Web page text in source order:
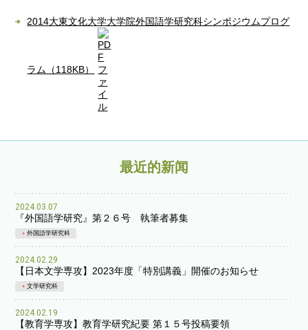
2014大東文化大学大学院外国語学研究科シンポジウムプログ
ラム（118KB）
最近的新闻
2024.03.07
『外国語学研究』第２６号 執筆者募集
外国語学研究科
2024.02.29
【日本文学専攻】2023年度「特別講義」開催のお知らせ
文学研究科
2024.02.19
【教育学専攻】教育学研究紀要 第１５号投稿要領